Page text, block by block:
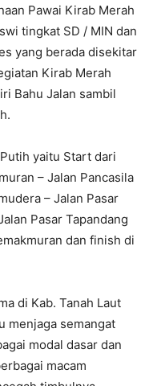
Pawai Kirab Merah
tingkat SD / MIN dan
yang berada disekitar
Kirab Merah
Bahu Jalan sambil
yaitu Start dari
– Jalan Pancasila
– Jalan Pasar
Pasar Tapandang
dan finish di
di Kab. Tanah Laut
menjaga semangat
modal dasar dan
macam